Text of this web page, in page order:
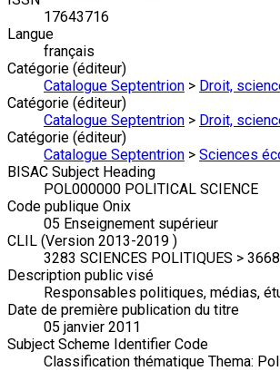
17643716
Langue
français
Catégorie (éditeur)
Catalogue Septentrion > Droit,
Catégorie (éditeur)
Catalogue Septentrion > Droit,
Catégorie (éditeur)
Catalogue Septentrion > Sciences
BISAC Subject Heading
POL000000 POLITICAL SCIENCE
Code publique Onix
05 Enseignement supérieur
CLIL (Version 2013-2019 )
3283 SCIENCES POLITIQUES >
Description public visé
Responsables politiques, médias,
Date de première publication du titre
05 janvier 2011
Subject Scheme Identifier Code
Classification thématique Thema: